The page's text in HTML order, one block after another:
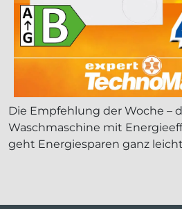
Die Empfehlung der Woche –
Waschmaschine mit
geht Energiesparen ganz